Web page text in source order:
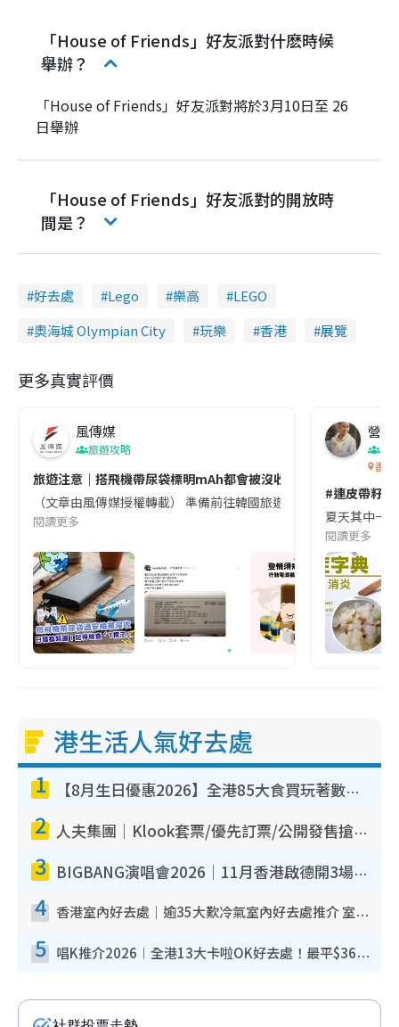
「House of Friends」好友派對什麽時候
舉辦？
「House of Friends」好友派對將於3月10日至 26
日舉辦
「House of Friends」好友派對的開放時
間是？
好去處 Lego 樂高
LEGO
奧海城 Olympian City
玩樂 香港 展覽
更多真實評價
風傳媒
旅遊攻略
旅遊注意｜搭飛機帶尿袋標明mAh都會被沒收😱出發前切記檢查
（文章由風傳媒授權轉載） 準備前往韓國旅遊的民眾，近期要
閱讀更多
營養
香港
#連皮帶籽
夏天其中一
閱讀更多
港生活人氣好去處
1 【8月生日優惠2026】全港85大食買玩著數攻略 自助餐/火鍋放題同行免費＋誠品/DONKI送現金券
2 人夫集團｜Klook套票/優先訂票/公開發售搶飛攻略！附票價.購票連結.場地座位表
3 BIGBANG演唱會2026｜11月香港啟德開3場！實名制VIP申請、優先購票攻略
4 香港室內好去處｜逾35大歎冷氣室內好去處推介 室內活動免費避雨無懼落雨
5 唱K推介2026︱全港13大卡啦OK好去處！最平$36起 日文K都有！(附地址+收費詳情)